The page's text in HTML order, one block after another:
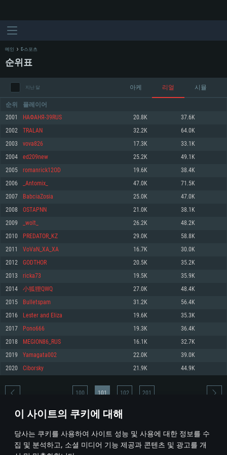
이 사이트의 쿠키에 대해
당사는 쿠키를 사용하여 사이트 성능 및 사용에 대한 정보를 수
집 및 분석하고, 소셜 미디어 기능 제공과 콘텐츠 및 광고를 개
시스템 요구사항
최소사양
운영체제: Windows 10 (64 bit)
프로세서: 2.2 GHz 듀얼코어 이상
메모리: 4GB
그래픽 카드: DirectX 11 이상을 지원하는 AMD Radeon 77XX / NVIDIA
GeForce GT 660. 최소 사양 해상도: 720p
네트워크: 브로드밴드 인터넷
여유 저장 공간: 22.1 GB (최소 클라이언트)
권장 사양
570 혹은 그 이상
여유 저장 공간: 62.2 GB (전체 클라이언트)
최소사양
운영체제: Mac OS Big Sur 11.0
프로세서: 최소 2.2 GHz의 Core i5 (Intel Xeon 은 지원하지 않습니다)
메모리: 6 GB
그래픽 카드: Metal 을 지원하는 Intel Iris Pro 5200 (Mac), 혹은 이와 비슷한 성
능을 가지는 Mac 버전의 AMD/Nvidia. 최소 해상도: 720p
네트워크: 브로드밴드 인터넷
여유 저장 공간: 22.1 GB (최소 클라이언트)
권장 사양
네트워크: 브로드밴드 인터넷
여유 저장 공간: 62.2 GB (전체 클라이언트)
최소사양
운영체제: 64bit Linux 중 최신 버전
프로세서: 2.4 GHz 듀얼코어
메모리: 4 GB
그래픽 카드: Vulkan 을 지원하고, 최신 그래픽 드라이버를 지원하는 NVIDIA
660 (6개월 미만) 혹은 그와 동급의 성능을 가지며 최신 그래픽 드라이버를 지
원하는 AMD (6개월 미만; 최소사양 지원 해상도 720p)
네트워크: 브로드밴드 인터넷
여유 저장 공간: 22.1 GB (최소 클라이언트)
권장 사양
운영체제: Ubuntu 20.04 64bit
프로세서: Intel Core i7
메모리: 16 GB
그래픽 카드: Vulkan 을 지원하고, 최신 그래픽 드라이버를 지원하는 NVIDIA
1060 (6개월 미만) 혹은 그와 동급의 성능을 가지며 최신 그래픽 드라이버를
지원하는 AMD RX 570 (6개월 미만; 최소사양 지원 해상도 720p) 이상
여유 저장 공간: 62.2 GB (전체 클라이언트)
메인 E-스포츠
순위표
지난 달 아케 리얼 시뮬
순위 플레이어
2001 НАФАНЯ-39RUS 20.8K 37.6K
2002 TRALAN 32.2K 64.0K
2003 vova826 17.3K 33.1K
2004 ed209new 25.2K 49.1K
2005 romanrick12OD 19.6K 38.4K
2006 _Antomix_ 47.0K 71.5K
2007 BabciaZosia 25.0K 47.0K
2008 OSTAPNN 21.0K 38.1K
2009 _wolt_ 26.2K 48.2K
2010 PREDATOR_KZ 29.0K 58.8K
2011 VoVaN_XA_XA 16.7K 30.0K
2012 GODTHOR 20.5K 35.2K
2013 ricka73 19.5K 35.9K
2014 小狐狸QWQ 27.0K 48.4K
2015 Bulletspam 31.2K 56.4K
2016 Lester and Eliza 19.6K 35.3K
2017 Pono666 19.3K 36.4K
2018 MEGION86_RUS 16.1K 32.7K
2019 Yamagata002 22.0K 39.0K
2020 Ciborsky 21.9K 44.9K
* 순위표는 매일 1회 갱신됩니다
100 101 102 201